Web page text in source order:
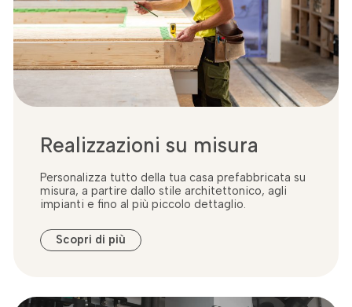
Realizzazioni su misura
Personalizza tutto della tua casa prefabbricata su
misura, a partire dallo stile architettonico, agli
impianti e fino al più piccolo dettaglio.
Scopri di più